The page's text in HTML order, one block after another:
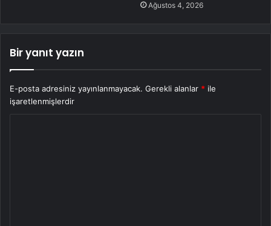
Ağustos 4, 2026
Bir yanıt yazın
E-posta adresiniz yayınlanmayacak. Gerekli alanlar * ile
işaretlenmişlerdir